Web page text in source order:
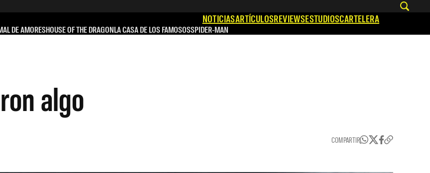
NOTICIASARTÍCULOSREVIEWSESTUDIOSCARTELERA
DE AMORESHOUSE OF THE DRAGONLA CASA DE LOS FAMOSOSSPIDER-MAN
algo
COMPARTIR